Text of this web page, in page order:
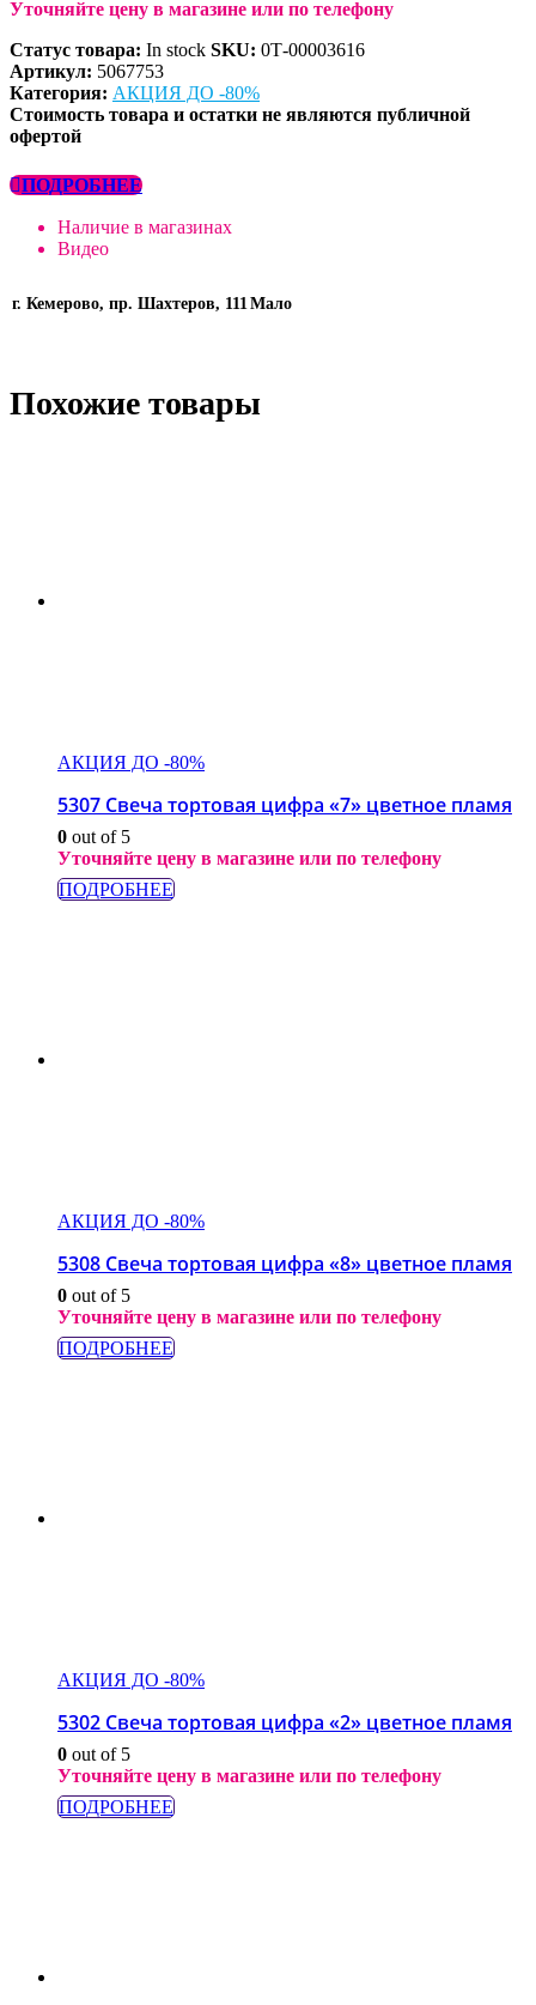
Уточняйте цену в магазине или по телефону
Статус товара: In stock SKU: 0Т-00003616
Артикул: 5067753
Категория: АКЦИЯ ДО -80%
Стоимость товара и остатки не являются публичной
офертой
ПОДРОБНЕЕ
Наличие в магазинах
Видео
г. Кемерово, пр. Шахтеров, 111Мало
Похожие товары
АКЦИЯ ДО -80%
5307 Свеча тортовая цифра «7» цветное пламя
0 out of 5
Уточняйте цену в магазине или по телефону
ПОДРОБНЕЕ
АКЦИЯ ДО -80%
5308 Свеча тортовая цифра «8» цветное пламя
0 out of 5
Уточняйте цену в магазине или по телефону
ПОДРОБНЕЕ
АКЦИЯ ДО -80%
5302 Свеча тортовая цифра «2» цветное пламя
0 out of 5
Уточняйте цену в магазине или по телефону
ПОДРОБНЕЕ